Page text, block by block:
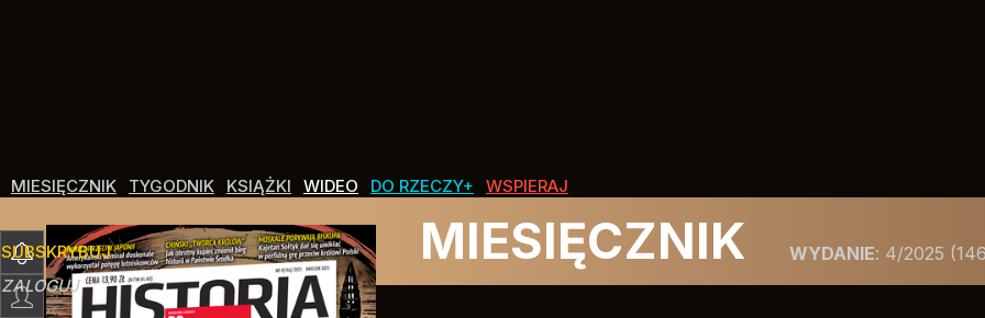
MIESIĘCZNIK TYGODNIK KSIĄŻKI WIDEO DO RZECZY+ WSPIERAJ
SUBSKRYBUJ
ZALOGUJ
MIESIĘCZNIK WYDANIE: 4/2025